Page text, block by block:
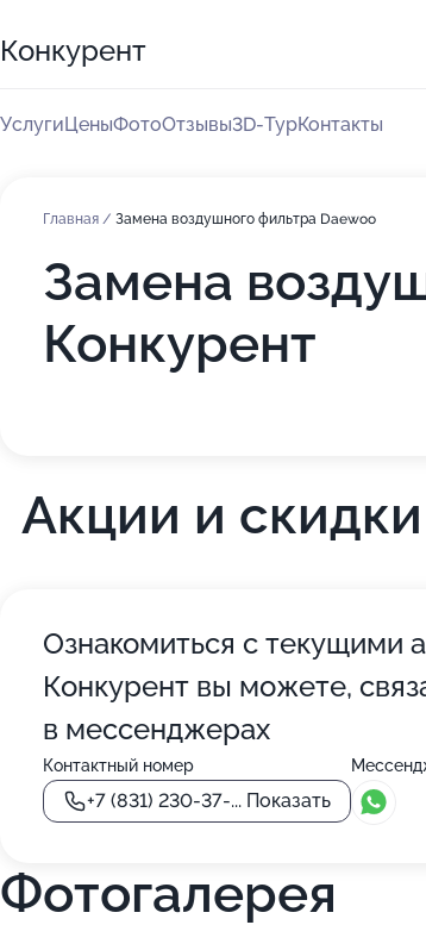
Конкурент
УслугиЦеныФотоОтзывы3D-ТурКонтакты
Главная / Замена воздушного фильтра Daewoo
Замена
Конкурент
Акции и скидки
Ознакомиться с текущими
Конкурент вы можете,
в мессенджерах
Контактный номер
+7 (831) 230-37-... Показать
Фотогалерея